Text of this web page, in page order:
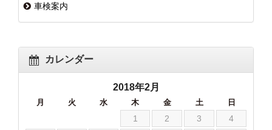
車検案内
カレンダー
2018年2月
月 火 水 木 金 土 日
1 2 3
4